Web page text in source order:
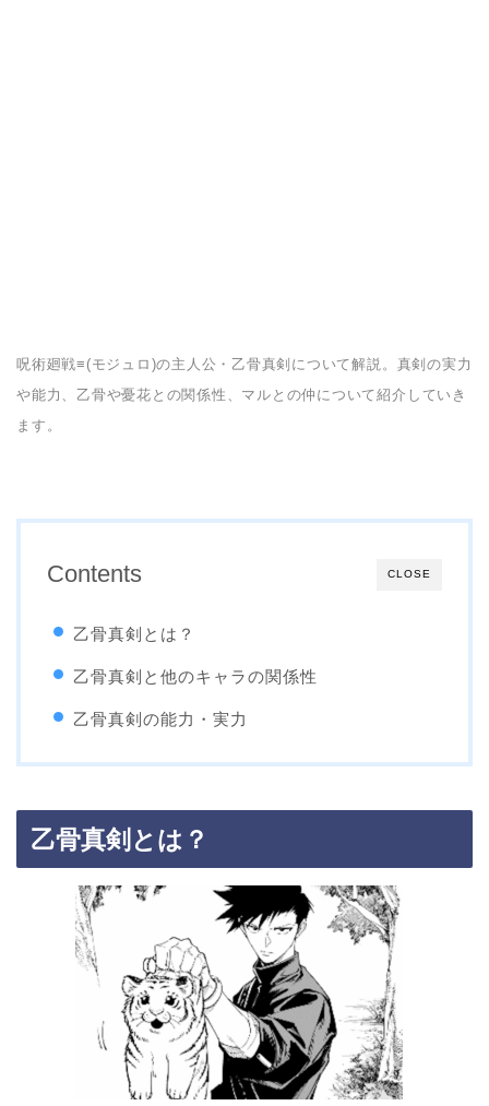
呪術廻戦≡(モジュロ)の主人公・乙骨真剣について解説。真剣の実力
や能力、乙骨や憂花との関係性、マルとの仲について紹介していき
ます。
CLOSE
Contents
乙骨真剣とは？
乙骨真剣と他のキャラの関係性
乙骨真剣の能力・実力
乙骨真剣とは？